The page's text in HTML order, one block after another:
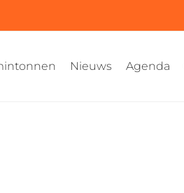
Nieuws Agenda